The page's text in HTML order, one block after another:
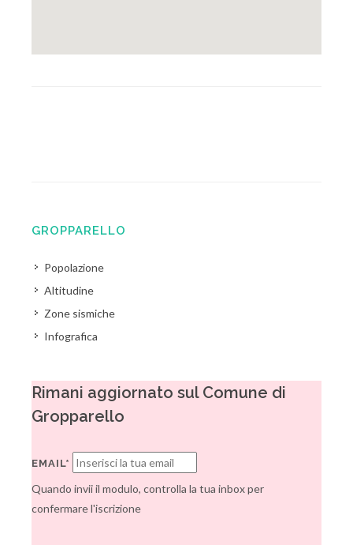
GROPPARELLO
Popolazione
Altitudine
Zone sismiche
Infografica
Rimani aggiornato sul Comune di
Gropparello
EMAIL*
Quando invii il modulo, controlla la tua inbox per
confermare l'iscrizione